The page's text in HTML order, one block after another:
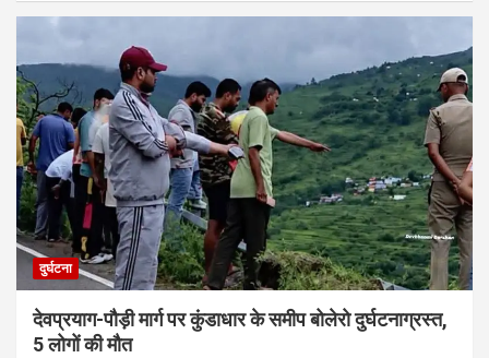
दुर्घटना
देवप्रयाग-पौड़ी मार्ग पर कुंडाधार के समीप बोलेरो दुर्घटनाग्रस्त,
5 लोगों की मौत